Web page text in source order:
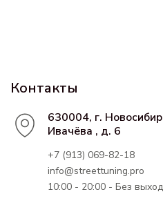
Контакты
630004, г.
Ивачёва , д. 6
+7 (913) 069-82-18
info@streettuning.pro
10:00 - 20:00 - Без